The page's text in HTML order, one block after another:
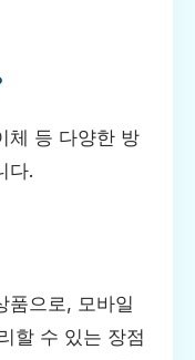
체 등 다양한 방
다.
품으로, 모바일
할 수 있는 장점